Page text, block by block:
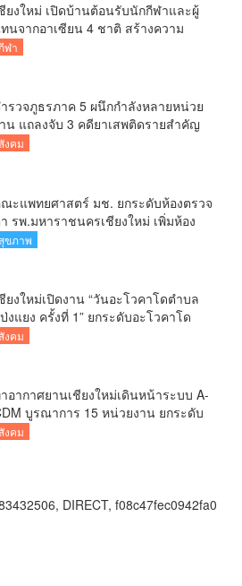
ยงใหม่ เปิดบ้านต้อนรับนักกีฬาและผู้
นจากอาเซียน 4 ชาติ สร้างความ
ระทับใจก่อนเปิดศึกวอลเลย์บอล BYD
ฬา
รวจภูธรภาค 5 ผนึกกำลังหลายหน่วย
น แถลงจับ 3 คดียาเสพติดรายสำคัญ
ยึดยาบ้ากว่า 3.2 ล้านเม็ด เฮโรอีน 8.62
สังคม
ะแพทยศาสตร์ มช. ยกระดับห้องตรวจ
รพ.มหาราชนครเชียงใหม่ เพิ่มห้อง
ตรวจ-นำเทคโนโลยีทันสมัย รองรับผู้ป่วย
สุขภาพ
ยงใหม่เปิดงาน “วันอะโวคาโดตำบล
งแยง ครั้งที่ 1” ยกระดับอะโวคาโด
คุณภาพ สู่ผลไม้เศรษฐกิจและแหล่งท่อง
สังคม
อากาศยานเชียงใหม่เดินหน้าระบบ A-
บูรณาการ 15 หน่วยงาน ยกระดับ
การบริหารเที่ยวบินและบริการผู้โดยสาร
สังคม
DIRECT, f08c47fec0942fa0